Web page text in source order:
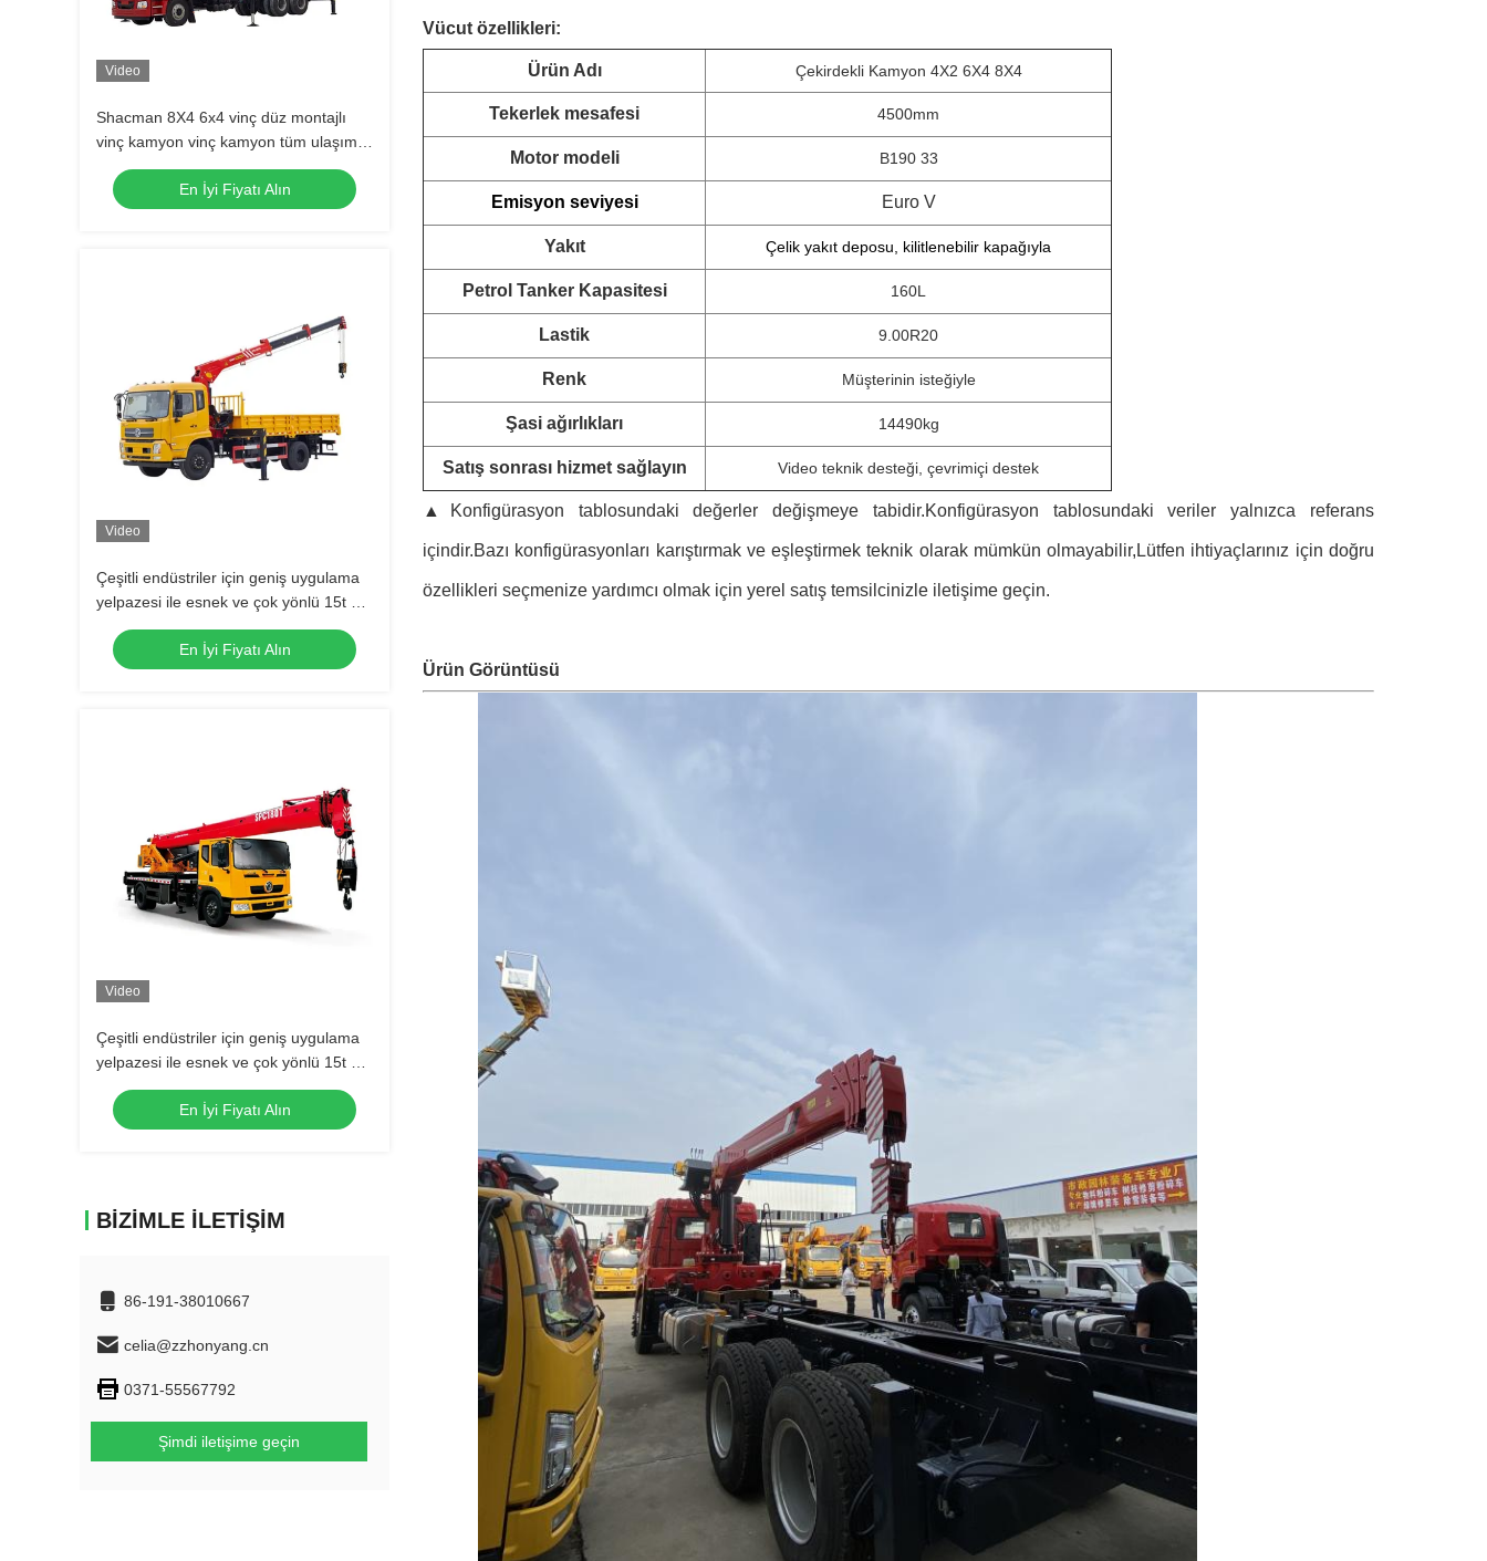
Video
Shacman 8X4 6x4 vinç düz montajlı
vinç kamyon vinç kamyon tüm ulaşım
ihtiyaçlarınız için
En İyi Fiyatı Alın
Video
Çeşitli endüstriler için geniş uygulama
yelpazesi ile esnek ve çok yönlü 15t 30t
50t vinç kamyonu
En İyi Fiyatı Alın
Video
Çeşitli endüstriler için geniş uygulama
yelpazesi ile esnek ve çok yönlü 15t 30t
50t vinç kamyonu
En İyi Fiyatı Alın
BIZIMLE İLETIŞIM
86-191-38010667
celia@zzhonyang.cn
0371-55567792
Şimdi iletişime geçin
Vücut özellikleri:
Ürün Adı Çekirdekli Kamyon 4X2 6X4 8X4
Tekerlek mesafesi 4500mm
Motor modeli B190 33
Emisyon seviyesi Euro V
Yakıt Çelik yakıt deposu, kilitlenebilir kapağıyla
Petrol Tanker Kapasitesi 160L
Lastik 9.00R20
Renk Müşterinin isteğiyle
Şasi ağırlıkları 14490kg
Satış sonrası hizmet sağlayın Video teknik desteği, çevrimiçi destek
▲Konfigürasyon tablosundaki değerler değişmeye tabidir.Konfigürasyon tablosundaki veriler yalnızca referans
içindir.Bazı konfigürasyonları karıştırmak ve eşleştirmek teknik olarak mümkün olmayabilir,Lütfen ihtiyaçlarınız için doğru
özellikleri seçmenize yardımcı olmak için yerel satış temsilcinizle iletişime geçin.
Ürün Görüntüsü